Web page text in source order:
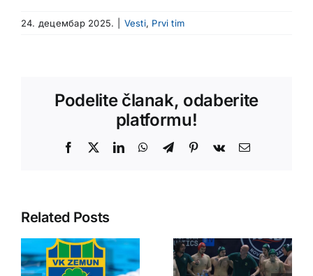
24. децембар 2025. Vesti, Prvi tim
Podelite članak, odaberite
platformu!
Facebook LinkedInWhatsApp
TelegramPinterest
Vk Email
Related Posts
Istorijski
rezultat
Ubedljiv